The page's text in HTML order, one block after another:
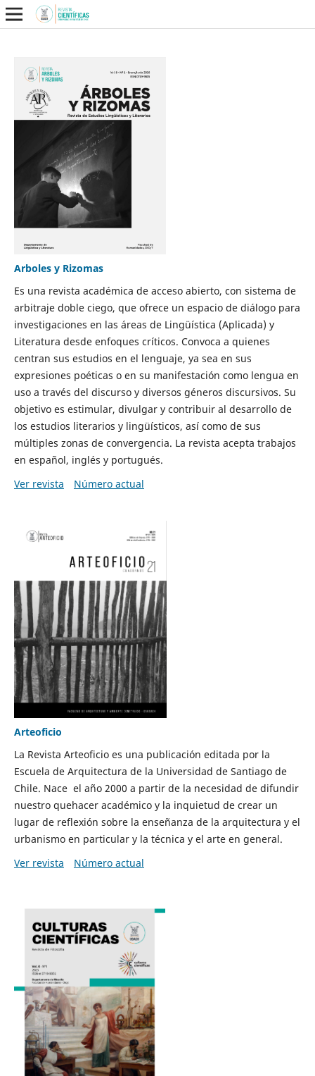
Arboles y Rizomas
Es una revista académica de acceso abierto, con sistema de
arbitraje doble ciego, que ofrece un espacio de diálogo para
investigaciones en las áreas de Lingüística (Aplicada) y
Literatura desde enfoques críticos. Convoca a quienes
centran sus estudios en el lenguaje, ya sea en sus
expresiones poéticas o en su manifestación como lengua en
uso a través del discurso y diversos géneros discursivos. Su
objetivo es estimular, divulgar y contribuir al desarrollo de
los estudios literarios y lingüísticos, así como de sus
múltiples zonas de convergencia. La revista acepta trabajos
en español, inglés y portugués.
Ver revista
Número actual
Arteoficio
La Revista Arteoficio es una publicación editada por la
Escuela de Arquitectura de la Universidad de Santiago de
Chile. Nace el año 2000 a partir de la necesidad de difundir
nuestro quehacer académico y la inquietud de crear un
lugar de reflexión sobre la enseñanza de la arquitectura y el
urbanismo en particular y la técnica y el arte en general.
Ver revista
Número actual